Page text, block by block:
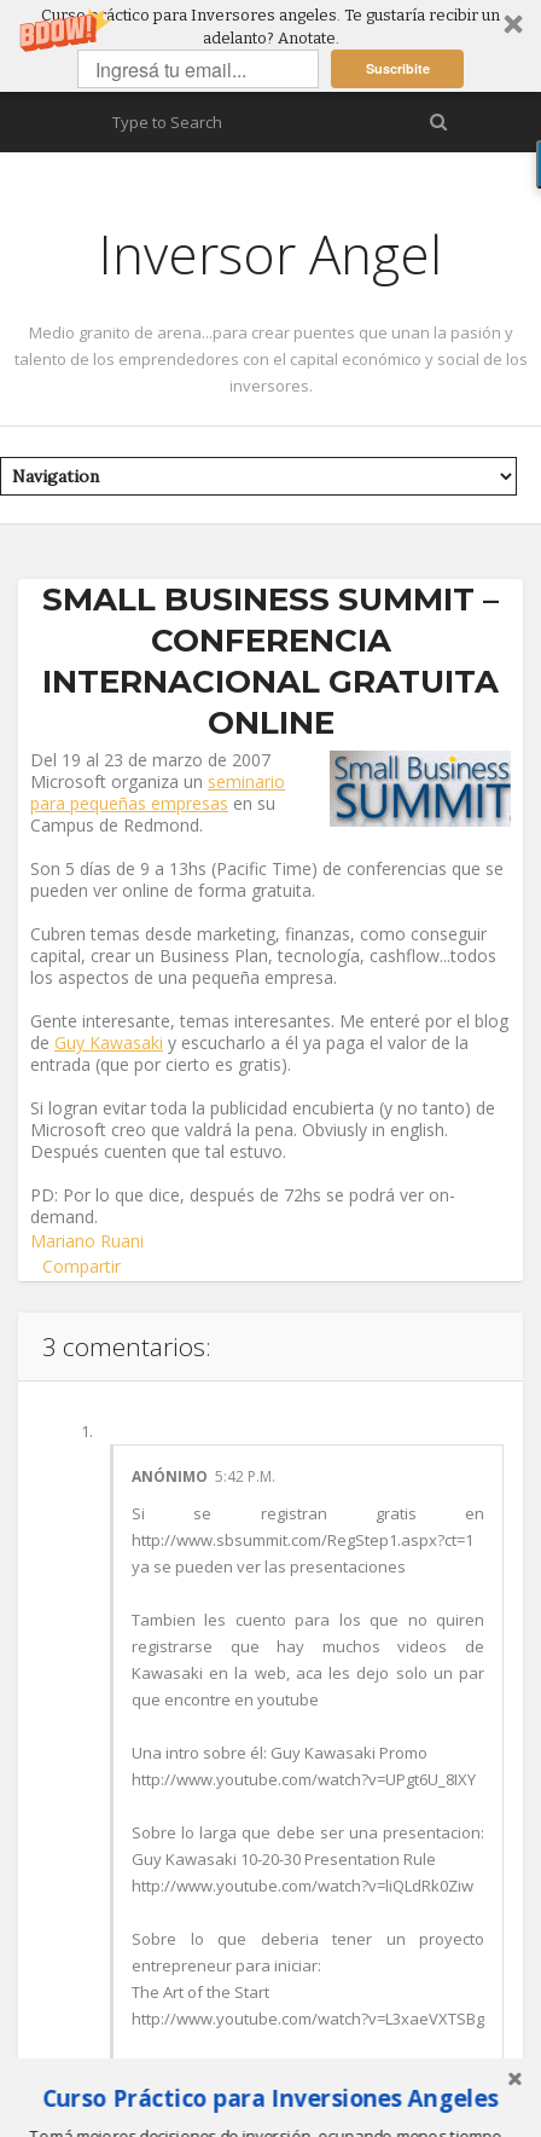
Curso práctico para Inversores angeles. Te gustaría recibir un
adelanto? Anotate.
Suscribite
Inversor Angel
Medio granito de arena...para crear puentes que unan la pasión y
talento de los emprendedores con el capital económico y social de los
inversores.
SMALL BUSINESS SUMMIT –
CONFERENCIA
INTERNACIONAL GRATUITA
ONLINE
Del 19 al 23 de marzo de 2007
Microsoft organiza un seminario
para pequeñas empresas en su
Campus de Redmond.
Son 5 días de 9 a 13hs (Pacific Time) de conferencias que se
pueden ver online de forma gratuita.
Cubren temas desde marketing, finanzas, como conseguir
capital, crear un Business Plan, tecnología, cashflow...todos
los aspectos de una pequeña empresa.
Gente interesante, temas interesantes. Me enteré por el blog
de Guy Kawasaki y escucharlo a él ya paga el valor de la
entrada (que por cierto es gratis).
Si logran evitar toda la publicidad encubierta (y no tanto) de
Microsoft creo que valdrá la pena. Obviusly in english.
Después cuenten que tal estuvo.
PD: Por lo que dice, después de 72hs se podrá ver on-
demand.
Mariano Ruani
Compartir
3 comentarios:
ANÓNIMO 5:42 P.M.
Si se registran gratis en
http://www.sbsummit.com/RegStep1.aspx?ct=1
ya se pueden ver las presentaciones
Tambien les cuento para los que no quiren
registrarse que hay muchos videos de
Kawasaki en la web, aca les dejo solo un par
que encontre en youtube
Una intro sobre él: Guy Kawasaki Promo
http://www.youtube.com/watch?v=UPgt6U_8IXY
Sobre lo larga que debe ser una presentacion:
Guy Kawasaki 10-20-30 Presentation Rule
http://www.youtube.com/watch?v=liQLdRk0Ziw
Sobre lo que deberia tener un proyecto
entrepreneur para iniciar:
The Art of the Start
http://www.youtube.com/watch?v=L3xaeVXTSBg
Eric
Curso Práctico para Inversiones Angeles